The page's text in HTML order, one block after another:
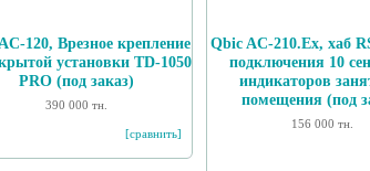
120, Врезное крепление
установки TD-1050
PRO (под заказ)
390 000 тн.
[сравнить]
Qbic AC-210.Ex, хаб
подключения 10
индикаторов
помещения (под
156 000 тн.